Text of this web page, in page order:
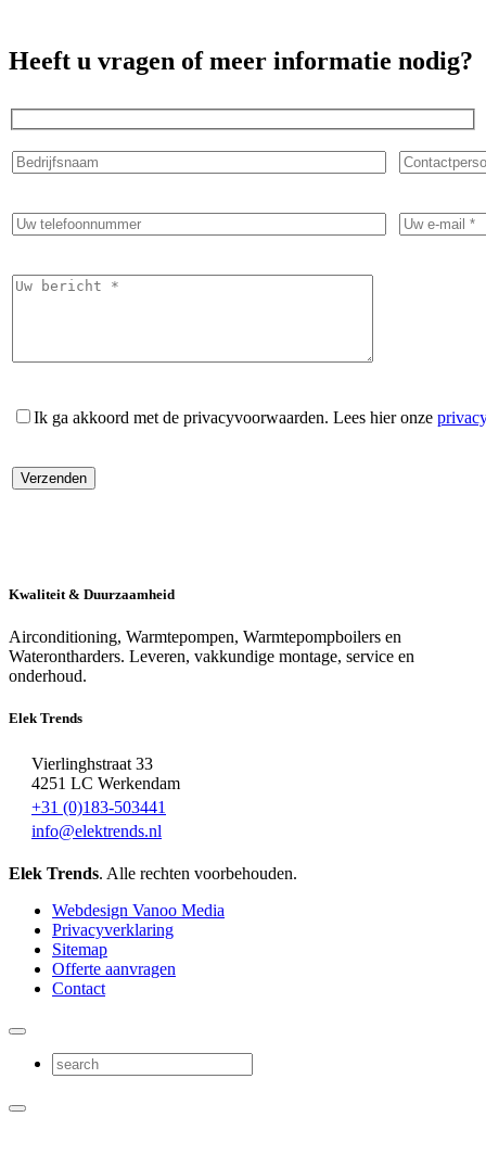
Heeft u vragen of meer informatie nodig?
Ik ga akkoord met de privacyvoorwaarden. Lees hier onze
Kwaliteit & Duurzaamheid
Airconditioning, Warmtepompen, Warmtepompboilers en
Waterontharders. Leveren, vakkundige montage, service en
onderhoud.
Elek Trends
Vierlinghstraat 33
4251 LC Werkendam
+31 (0)183-503441
info@elektrends.nl
Elek Trends. Alle rechten voorbehouden.
Webdesign Vanoo Media
Privacyverklaring
Sitemap
Offerte aanvragen
Contact